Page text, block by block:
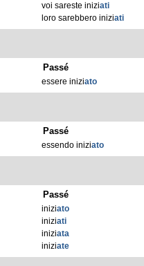
voi sareste iniziati
loro sarebbero iniziati
Passé
essere iniziato
Passé
essendo iniziato
Passé
iniziato
iniziati
iniziata
iniziate